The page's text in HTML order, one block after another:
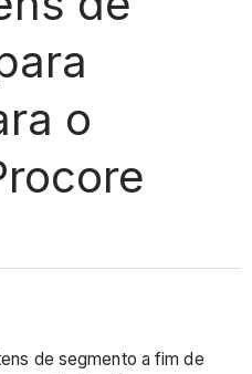
o
de segmento a fim de